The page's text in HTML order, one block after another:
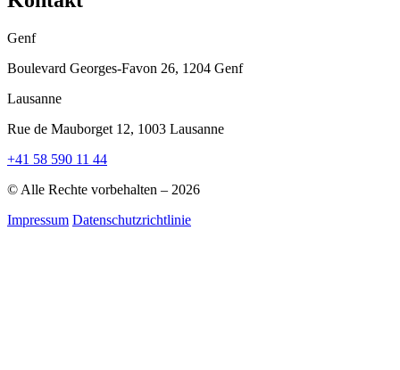
Genf
Boulevard Georges-Favon 26, 1204 Genf
Lausanne
Rue de Mauborget 12, 1003 Lausanne
+41 58 590 11 44
© Alle Rechte vorbehalten – 2026
Impressum Datenschutzrichtlinie